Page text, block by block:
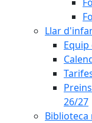
Llar
26/27
Biblioteca